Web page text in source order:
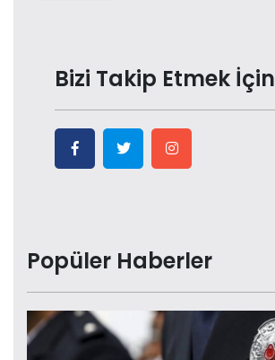
Bizi Takip Etmek İçin
Popüler Haberler